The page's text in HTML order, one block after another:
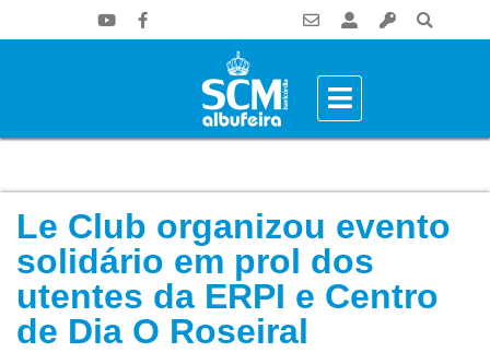
Le Club organizou evento
solidário em prol dos
utentes da ERPI e Centro
de Dia O Roseiral